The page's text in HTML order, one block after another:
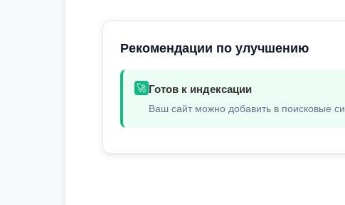
Рекомендации по улучшению
🚀 Готов к индексации
Ваш сайт можно добавить в поисковые